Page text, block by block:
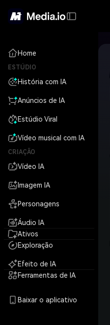
Home
ESTÚDIO
História com IA
Anúncios de IA
Estúdio Viral
Vídeo musical com IA
CRIAÇÃO
Vídeo IA
Imagem IA
Personagens
Áudio IA
Ativos
Exploração
Efeito de IA
Ferramentas de IA
Baixar o aplicativo